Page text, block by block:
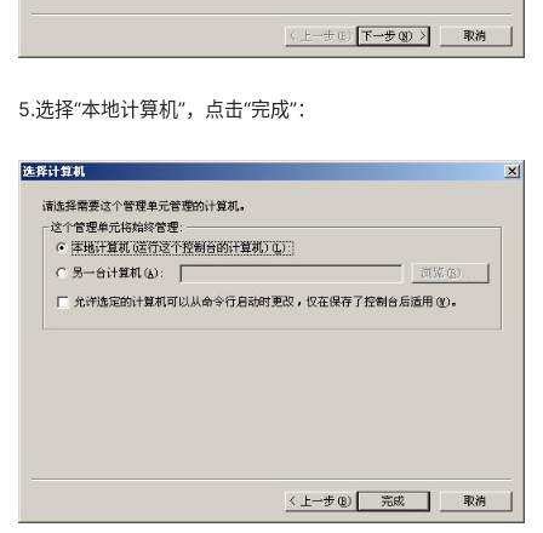
5.选择“本地计算机”，点击“完成”：